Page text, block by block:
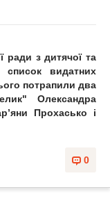
ради з дитячої та
список видатних
потрапили два
Олександра
Прохасько і
0